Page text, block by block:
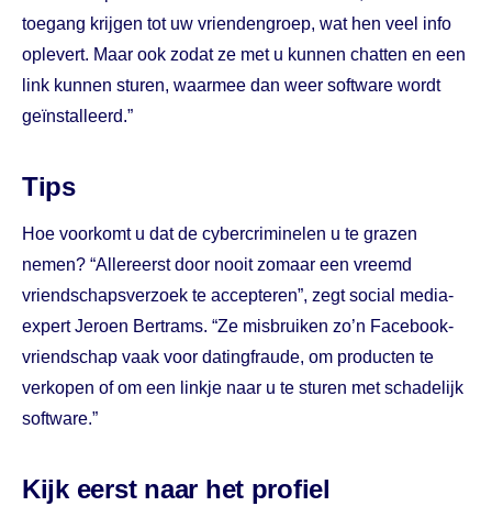
toegang krijgen tot uw vriendengroep, wat hen veel info
oplevert. Maar ook zodat ze met u kunnen chatten en een
link kunnen sturen, waarmee dan weer software wordt
geïnstalleerd.”
Tips
Hoe voorkomt u dat de cybercriminelen u te grazen
nemen? “Allereerst door nooit zomaar een vreemd
vriendschapsverzoek te accepteren”, zegt social media-
expert Jeroen Bertrams. “Ze misbruiken zo’n Facebook-
vriendschap vaak voor datingfraude, om producten te
verkopen of om een linkje naar u te sturen met schadelijk
software.”
Kijk eerst naar het profiel